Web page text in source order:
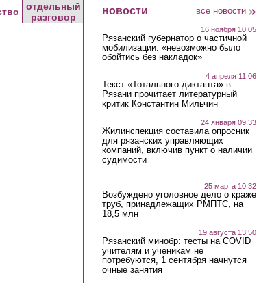
отдельный
разговор
новости все новости
16 ноября 10:05
Рязанский губернатор о частичной
мобилизации: «невозможно было
обойтись без накладок»
4 апреля 11:06
Текст «Тотального диктанта» в
Рязани прочитает литературный
критик Константин Мильчин
24 января 09:33
Жилинспекция составила опросник
для рязанских управляющих
компаний, включив пункт о наличии
судимости
25 марта 10:32
Возбуждено уголовное дело о краже
труб, принадлежащих РМПТС, на
18,5 млн
19 августа 13:50
Рязанский минобр: тесты на COVID
учителям и ученикам не
потребуются, 1 сентября начнутся
очные занятия